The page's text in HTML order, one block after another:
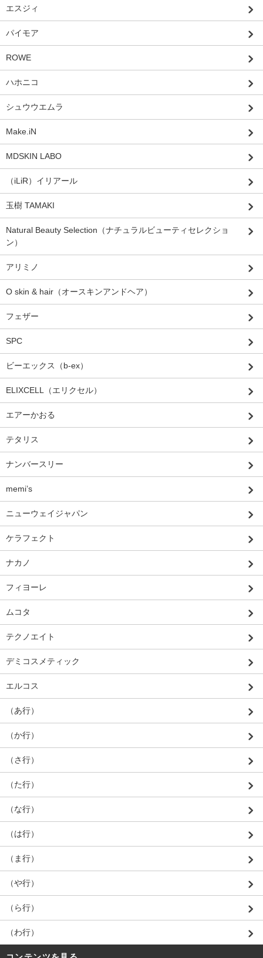
エスジィ
パイモア
ROWE
ハホニコ
シュウウエムラ
Make.iN
MDSKIN LABO
（iLiR）イリアール
玉樹 TAMAKI
Natural Beauty Selection（ナチュラルビューティセレクショ
ン）
アリミノ
O skin & hair（オースキンアンドヘア）
フェザー
SPC
ビーエックス（b-ex）
ELIXCELL（エリクセル）
エアーかおる
テタリス
ナンバースリー
memi’s
ニューウェイジャパン
ケラフェクト
ナカノ
フィヨーレ
ムコタ
テクノエイト
デミコスメティック
エルコス
（あ行）
（か行）
（さ行）
（た行）
（な行）
（は行）
（ま行）
（や行）
（ら行）
（わ行）